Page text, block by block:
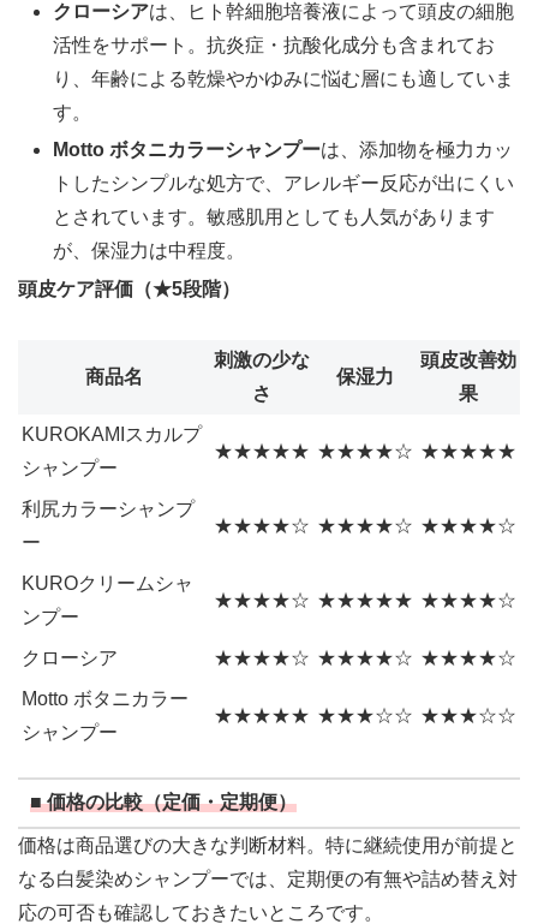
クローシアは、ヒト幹細胞培養液によって頭皮の細胞
活性をサポート。抗炎症・抗酸化成分も含まれてお
り、年齢による乾燥やかゆみに悩む層にも適していま
す。
Motto ボタニカラーシャンプーは、添加物を極力カッ
トしたシンプルな処方で、アレルギー反応が出にくい
とされています。敏感肌用としても人気があります
が、保湿力は中程度。
頭皮ケア評価（★5段階）
商品名
刺激の少な
さ
保湿力
頭皮改善効
果
KUROKAMIスカルプ
シャンプー
★★★★★ ★★★★☆ ★★★★★
利尻カラーシャンプ
ー
★★★★☆ ★★★★☆ ★★★★☆
KUROクリームシャ
ンプー
★★★★☆ ★★★★★ ★★★★☆
クローシア ★★★★☆ ★★★★☆ ★★★★☆
Motto ボタニカラー
シャンプー
★★★★★ ★★★☆☆ ★★★☆☆
■ 価格の比較（定価・定期便）
価格は商品選びの大きな判断材料。特に継続使用が前提と
なる白髪染めシャンプーでは、定期便の有無や詰め替え対
応の可否も確認しておきたいところです。